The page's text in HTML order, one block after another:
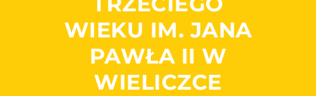
WIEKU IM. JANA
PAWŁA II W
WIELICZCE